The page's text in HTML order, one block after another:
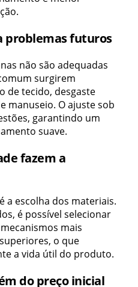
problemas futuros
não são adequadas
surgirem
de tecido, desgaste
manuseio. O ajuste sob
garantindo um
suave.
fazem a
escolha dos materiais.
é possível selecionar
mais
o que
a vida útil do produto.
do preço inicial